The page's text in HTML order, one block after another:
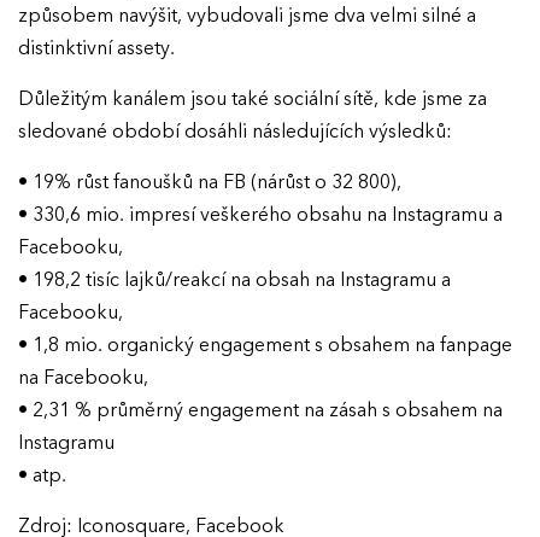
způsobem navýšit, vybudovali jsme dva velmi silné a
distinktivní assety.
Důležitým kanálem jsou také sociální sítě, kde jsme za
sledované období dosáhli následujících výsledků:
• 19% růst fanoušků na FB (nárůst o 32 800),
• 330,6 mio. impresí veškerého obsahu na Instagramu a
Facebooku,
• 198,2 tisíc lajků/reakcí na obsah na Instagramu a
Facebooku,
• 1,8 mio. organický engagement s obsahem na fanpage
na Facebooku,
• 2,31 % průměrný engagement na zásah s obsahem na
Instagramu
• atp.
Zdroj: Iconosquare, Facebook